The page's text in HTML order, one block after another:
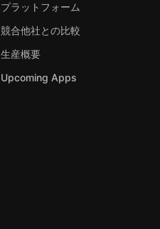
プラットフォーム
競合他社との比較
生産概要
Upcoming Apps